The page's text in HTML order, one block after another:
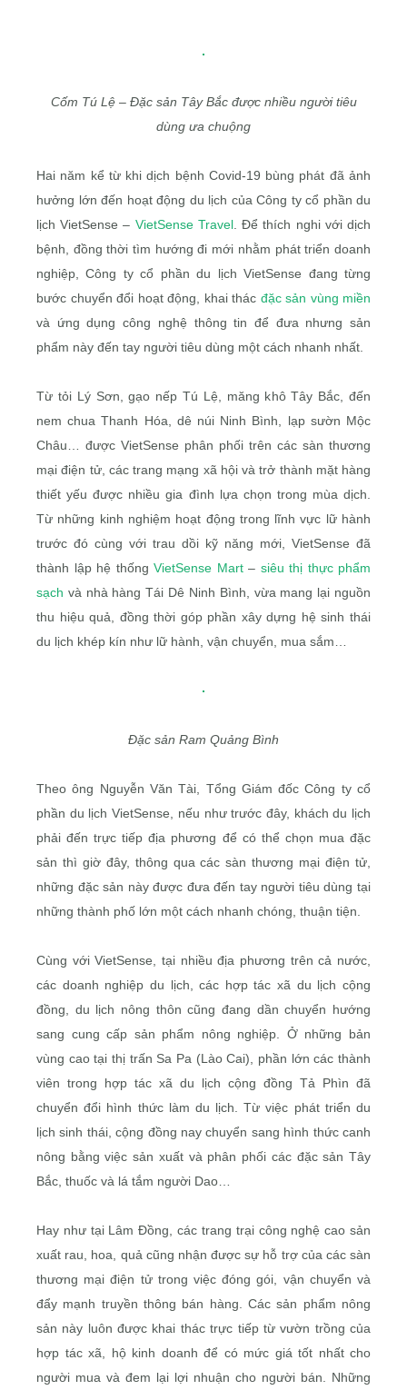
Cốm Tú Lệ – Đặc sản Tây Bắc được nhiều người tiêu
dùng ưa chuộng
Hai năm kể từ khi dịch bệnh Covid-19 bùng phát đã ảnh
hưởng lớn đến hoạt động du lịch của Công ty cổ phần du
lịch VietSense – VietSense Travel. Để thích nghi với dịch
bệnh, đồng thời tìm hướng đi mới nhằm phát triển doanh
nghiệp, Công ty cổ phần du lịch VietSense đang từng
bước chuyển đổi hoạt động, khai thác đặc sản vùng miền
và ứng dụng công nghệ thông tin để đưa nhưng sản
phẩm này đến tay người tiêu dùng một cách nhanh nhất.
Từ tỏi Lý Sơn, gạo nếp Tú Lệ, măng khô Tây Bắc, đến
nem chua Thanh Hóa, dê núi Ninh Bình, lạp sườn Mộc
Châu… được VietSense phân phối trên các sàn thương
mại điện tử, các trang mạng xã hội và trở thành mặt hàng
thiết yếu được nhiều gia đình lựa chọn trong mùa dịch.
Từ những kinh nghiệm hoạt động trong lĩnh vực lữ hành
trước đó cùng với trau dồi kỹ năng mới, VietSense đã
thành lập hệ thống VietSense Mart– siêu thị thực phẩm
sạch và nhà hàng Tái Dê Ninh Bình, vừa mang lại nguồn
thu hiệu quả, đồng thời góp phần xây dựng hệ sinh thái
du lịch khép kín như lữ hành, vận chuyển, mua sắm…
Đặc sản Ram Quảng Bình
Theo ông Nguyễn Văn Tài, Tổng Giám đốc Công ty cổ
phần du lịch VietSense, nếu như trước đây, khách du lịch
phải đến trực tiếp địa phương để có thể chọn mua đặc
sản thì giờ đây, thông qua các sàn thương mại điện tử,
những đặc sản này được đưa đến tay người tiêu dùng tại
những thành phố lớn một cách nhanh chóng, thuận tiện.
Cùng với VietSense, tại nhiều địa phương trên cả nước,
các doanh nghiệp du lịch, các hợp tác xã du lịch cộng
đồng, du lịch nông thôn cũng đang dần chuyển hướng
sang cung cấp sản phẩm nông nghiệp. Ở những bản
vùng cao tại thị trấn Sa Pa (Lào Cai), phần lớn các thành
viên trong hợp tác xã du lịch cộng đồng Tả Phìn đã
chuyển đổi hình thức làm du lịch. Từ việc phát triển du
lịch sinh thái, cộng đồng nay chuyển sang hình thức canh
nông bằng việc sản xuất và phân phối các đặc sản Tây
Bắc, thuốc và lá tắm người Dao…
Hay như tại Lâm Đồng, các trang trại công nghệ cao sản
xuất rau, hoa, quả cũng nhận được sự hỗ trợ của các sàn
thương mại điện tử trong việc đóng gói, vận chuyển và
đẩy mạnh truyền thông bán hàng. Các sản phẩm nông
sản này luôn được khai thác trực tiếp từ vườn trồng của
hợp tác xã, hộ kinh doanh để có mức giá tốt nhất cho
người mua và đem lại lợi nhuận cho người bán. Những